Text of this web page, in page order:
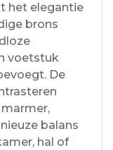
het elegantie
brons
voetstuk
De
balans
hal of